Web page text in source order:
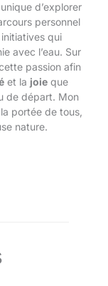
d’explorer
personnel
initiatives qui
avec l’eau. Sur
passion afin
et la joie que
de départ. Mon
portée de tous,
nature.